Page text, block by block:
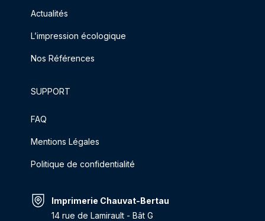
Actualités
L’impression écologique
Nos Références
SUPPORT
FAQ
Mentions Légales
Politique de confidentialité
Imprimerie Chauvat-Bertau
14 rue de Lamirault - Bât G